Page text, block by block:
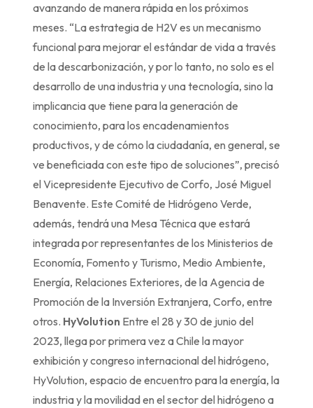
avanzando de manera rápida en los próximos
meses. “La estrategia de H2V es un mecanismo
funcional para mejorar el estándar de vida a través
de la descarbonización, y por lo tanto, no solo es el
desarrollo de una industria y una tecnología, sino la
implicancia que tiene para la generación de
conocimiento, para los encadenamientos
productivos, y de cómo la ciudadanía, en general, se
ve beneficiada con este tipo de soluciones”, precisó
el Vicepresidente Ejecutivo de Corfo, José Miguel
Benavente. Este Comité de Hidrógeno Verde,
además, tendrá una Mesa Técnica que estará
integrada por representantes de los Ministerios de
Economía, Fomento y Turismo, Medio Ambiente,
Energía, Relaciones Exteriores, de la Agencia de
Promoción de la Inversión Extranjera, Corfo, entre
otros. HyVolution Entre el 28 y 30 de junio del
2023, llega por primera vez a Chile la mayor
exhibición y congreso internacional del hidrógeno,
HyVolution, espacio de encuentro para la energía, la
industria y la movilidad en el sector del hidrógeno a